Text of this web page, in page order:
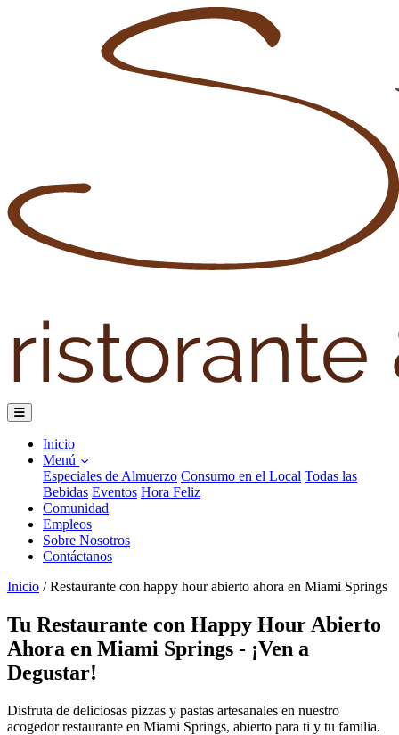
Inicio
Menú
Especiales de Almuerzo Consumo en el Local Todas las
Bebidas Eventos Hora Feliz
Comunidad
Empleos
Sobre Nosotros
Contáctanos
Inicio / Restaurante con happy hour abierto ahora en Miami Springs
Tu Restaurante con Happy Hour Abierto
Ahora en Miami Springs - ¡Ven a
Degustar!
Disfruta de deliciosas pizzas y pastas artesanales en nuestro
acogedor restaurante en Miami Springs, abierto para ti y tu familia.